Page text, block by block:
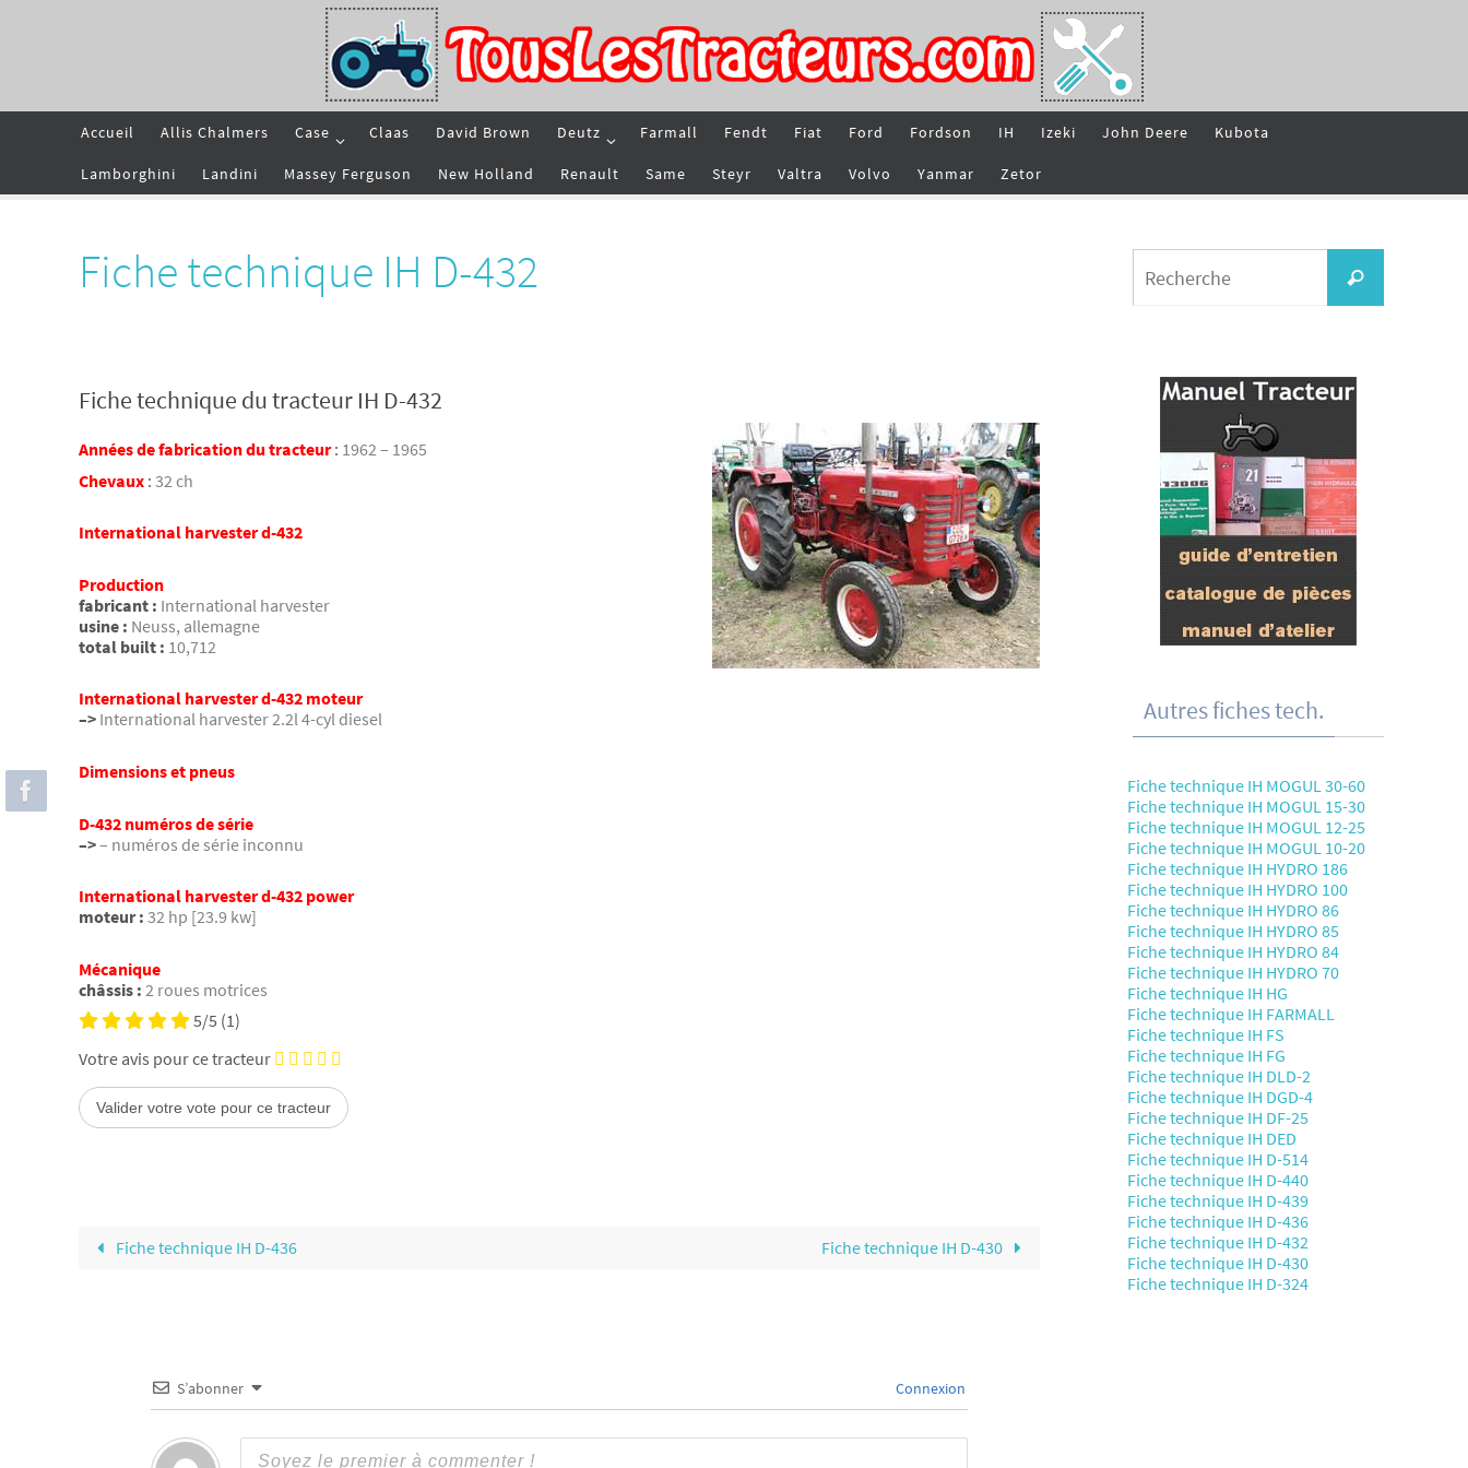
Accueil Allis Chalmers Case Claas David Brown Deutz Farmall Fendt Fiat Ford Fordson IH Izeki John Deere Kubota
Lamborghini Landini Massey Ferguson New Holland Renault Same Steyr Valtra Volvo Yanmar Zetor
Fiche technique IH D-432
Fiche technique du tracteur IH D-432
Années de fabrication du tracteur: 1962 – 1965
Chevaux : 32 ch
International harvester d-432
Production
fabricant : International harvester
usine : Neuss, allemagne
total built : 10,712
International harvester d-432 moteur
–> International harvester 2.2l 4-cyl diesel
Dimensions et pneus
D-432 numéros de série
–>– numéros de série inconnu
International harvester d-432 power
moteur : 32 hp [23.9 kw]
Mécanique
châssis : 2 roues motrices
5/5 (1)
Votre avis pour ce tracteur
Fiche technique IH D-436 Fiche technique IH D-430
S’abonner Connexion
Recherche
Autres fiches tech.
Fiche technique IH MOGUL 30-60
Fiche technique IH MOGUL 15-30
Fiche technique IH MOGUL 12-25
Fiche technique IH MOGUL 10-20
Fiche technique IH HYDRO 186
Fiche technique IH HYDRO 100
Fiche technique IH HYDRO 86
Fiche technique IH HYDRO 85
Fiche technique IH HYDRO 84
Fiche technique IH HYDRO 70
Fiche technique IH HG
Fiche technique IH FARMALL
Fiche technique IH FS
Fiche technique IH FG
Fiche technique IH DLD-2
Fiche technique IH DGD-4
Fiche technique IH DF-25
Fiche technique IH DED
Fiche technique IH D-514
Fiche technique IH D-440
Fiche technique IH D-439
Fiche technique IH D-436
Fiche technique IH D-432
Fiche technique IH D-430
Fiche technique IH D-324